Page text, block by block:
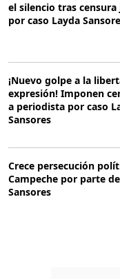
el silencio tras
por caso Layda
¡Nuevo golpe a la
expresión! Imponen
a periodista por caso
Sansores
Crece persecución
Campeche por parte
Sansores